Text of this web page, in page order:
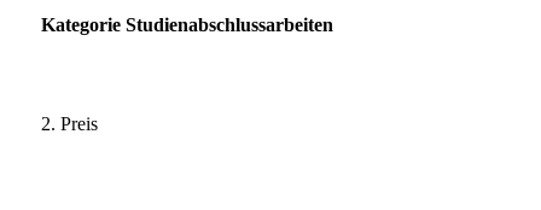
Kategorie Studienabschlussarbeiten
2. Preis